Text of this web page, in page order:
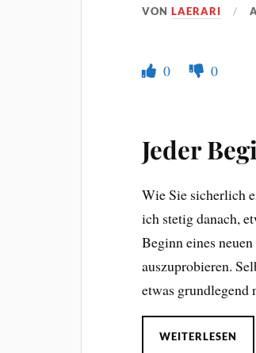
VONLAERARI
0 0
Jeder
Wie Sie sicherlich
ich stetig danach,
Beginn eines
auszuprobieren.
etwas grundlegend
WEITERLESEN